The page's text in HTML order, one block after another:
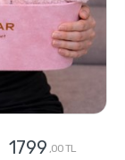
1799 ,00 TL